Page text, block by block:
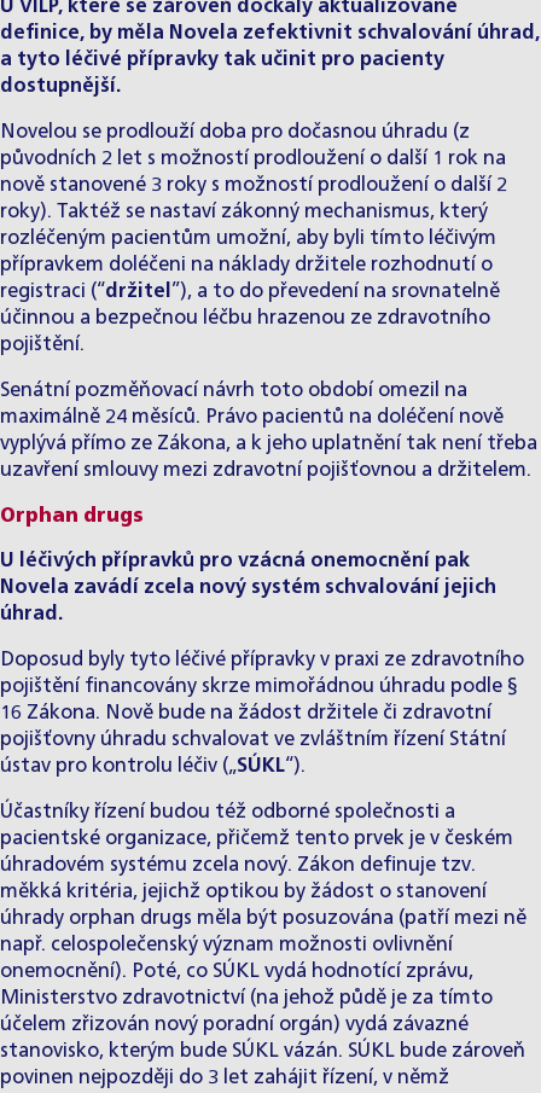
U VILP, které se zároveň dočkaly aktualizované
definice, by měla Novela zefektivnit schvalování úhrad,
a tyto léčivé přípravky tak učinit pro pacienty
dostupnější.
Novelou se prodlouží doba pro dočasnou úhradu (z
původních 2 let s možností prodloužení o další 1 rok na
nově stanovené 3 roky s možností prodloužení o další 2
roky). Taktéž se nastaví zákonný mechanismus, který
rozléčeným pacientům umožní, aby byli tímto léčivým
přípravkem doléčeni na náklady držitele rozhodnutí o
registraci (“držitel ”), a to do převedení na srovnatelně
účinnou a bezpečnou léčbu hrazenou ze zdravotního
pojištění.
Senátní pozměňovací návrh toto období omezil na
maximálně 24 měsíců. Právo pacientů na doléčení nově
vyplývá přímo ze Zákona, a k jeho uplatnění tak není třeba
uzavření smlouvy mezi zdravotní pojišťovnou a držitelem.
Orphan drugs
U léčivých přípravků pro vzácná onemocnění pak
Novela zavádí zcela nový systém schvalování jejich
úhrad.
Doposud byly tyto léčivé přípravky v praxi ze zdravotního
pojištění financovány skrze mimořádnou úhradu podle §
16 Zákona. Nově bude na žádost držitele či zdravotní
pojišťovny úhradu schvalovat ve zvláštním řízení Státní
ústav pro kontrolu léčiv („SÚKL“).
Účastníky řízení budou též odborné společnosti a
pacientské organizace, přičemž tento prvek je v českém
úhradovém systému zcela nový. Zákon definuje tzv.
měkká kritéria, jejichž optikou by žádost o stanovení
úhrady orphan drugs měla být posuzována (patří mezi ně
např. celospolečenský význam možnosti ovlivnění
onemocnění). Poté, co SÚKL vydá hodnotící zprávu,
Ministerstvo zdravotnictví (na jehož půdě je za tímto
účelem zřizován nový poradní orgán) vydá závazné
stanovisko, kterým bude SÚKL vázán. SÚKL bude zároveň
povinen nejpozději do 3 let zahájit řízení, v němž